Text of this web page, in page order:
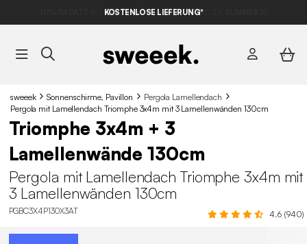
AUF DER SCHNÄPPCHEN* MIT DEM CODE
sweeek Sonnenschirme, Pavillon
Pergola Lamellendach
Pergola mit Lamellendach Triomphe 3x4m mit 3 Lamellenwänden 130cm
Triomphe 3x4m + 3
Lamellenwände 130cm
Pergola mit Lamellendach Triomphe 3x4m mit
3 Lamellenwänden 130cm
PGBC3X4P130X3AT 4.6 (940)